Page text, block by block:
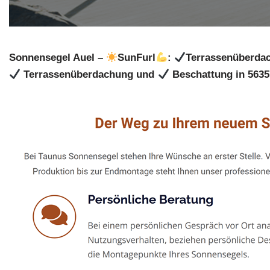
Sonnensegel Auel – SunFurl :
Terrassenüberdachung und
Beschattung in